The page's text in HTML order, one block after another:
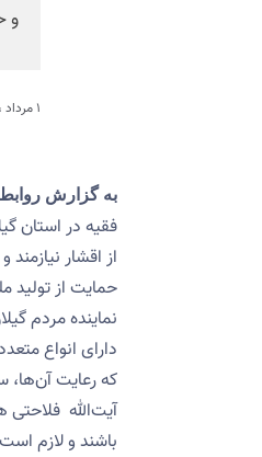
و
۱ مرداد ، ۱۴۰۴
به گزارش
فقیه در استان
از اقشار
حمایت از تولید
نماینده مردم
دارای انواع
که رعایت آن‌ها،
آیت‌الله
باشند و لازم